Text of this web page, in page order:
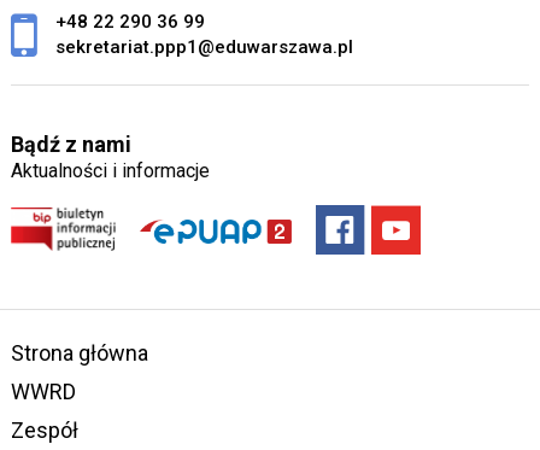
+48 22 290 36 99
sekretariat.ppp1@eduwarszawa.pl
Bądź z nami
Aktualności i informacje
Strona główna
WWRD
Zespół